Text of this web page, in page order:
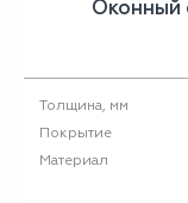
Оконный
Толщина, мм
Покрытие
Материал